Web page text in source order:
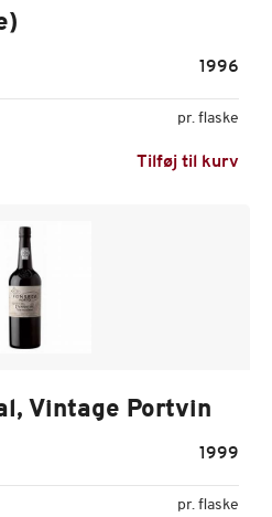
1996
pr. flaske
Tilføj til kurv
Vintage Portvin
1999
pr. flaske